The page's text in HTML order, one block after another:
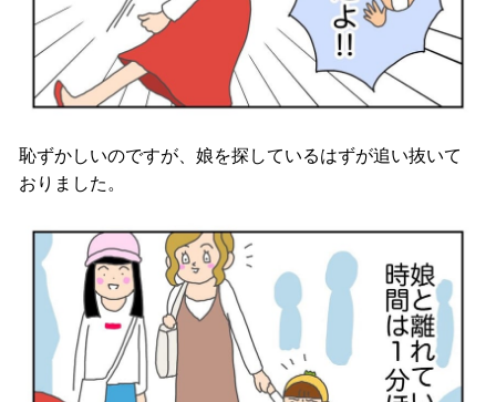
恥ずかしいのですが、娘を探しているはずが追い抜いて
おりました。